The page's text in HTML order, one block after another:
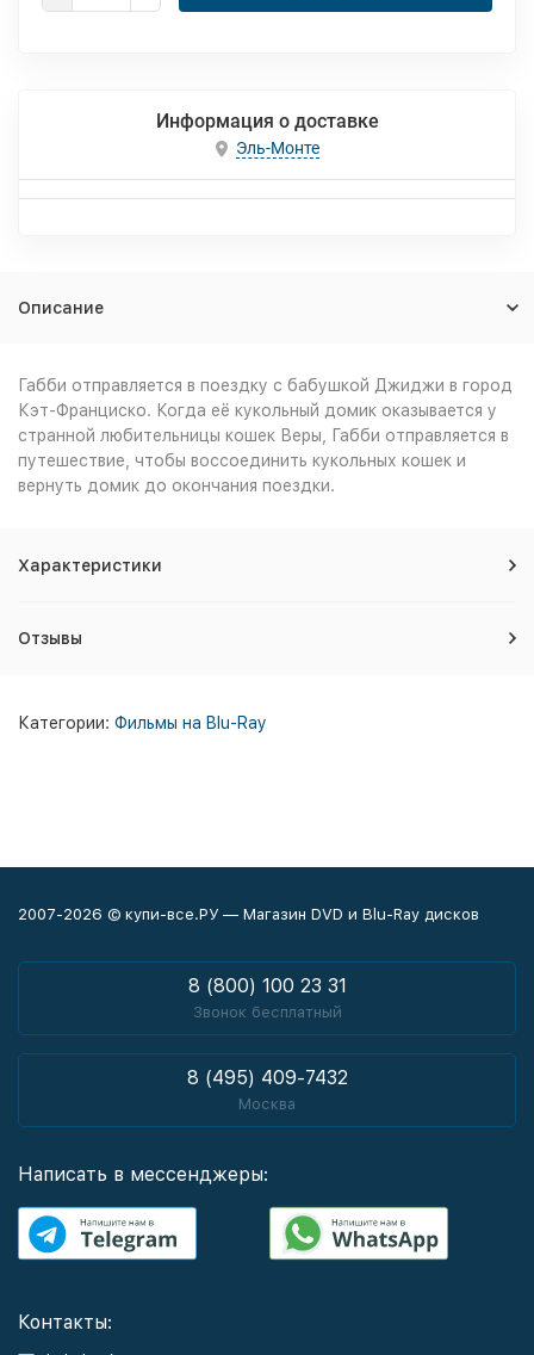
Информация о доставке
Эль-Монте
Описание
Габби отправляется в поездку с бабушкой Джиджи в город
Кэт-Франциско. Когда её кукольный домик оказывается у
странной любительницы кошек Веры, Габби отправляется в
путешествие, чтобы воссоединить кукольных кошек и
вернуть домик до окончания поездки.
Характеристики
Отзывы
Категории: Фильмы на Blu-Ray
2007-2026 © купи-все.РУ — Магазин DVD и Blu-Ray дисков
8 (800) 100 23 31
Звонок бесплатный
8 (495) 409-7432
Москва
Написать в мессенджеры:
Контакты: